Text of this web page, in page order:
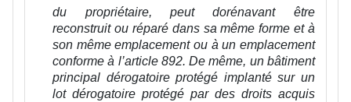
du propriétaire, peut dorénavant être
reconstruit ou réparé dans sa même forme et à
son même emplacement ou à un emplacement
conforme à l’article 892. De même, un bâtiment
principal dérogatoire protégé implanté sur un
lot dérogatoire protégé par des droits acquis